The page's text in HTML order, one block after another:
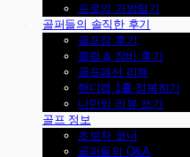
프로의 가방털기
골퍼들의 솔직한 후기
골프장 후기
클럽 & 장비 후기
골프패션 리뷰
핸디캡 1홀 정복하기
나만의 리뷰 쓰기
골프 정보
초보자 코너
골퍼들의 Q&A